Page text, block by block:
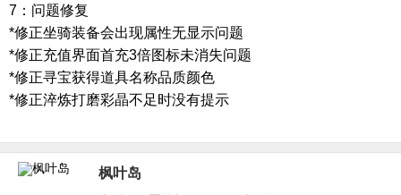
7：问题修复
*修正坐骑装备会出现属性无显示问题
*修正充值界面首充3倍图标未消失问题
*修正寻宝获得道具名称品质颜色
*修正淬炼打磨彩晶不足时没有提示
枫叶岛